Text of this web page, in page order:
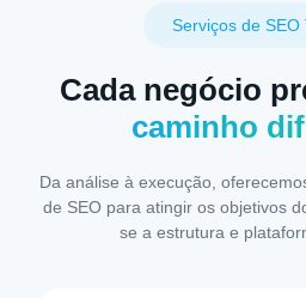
Serviços de SEO
Cada negócio
caminho
Da análise à execução,
de SEO para atingir os objetivos
se a estrutura e